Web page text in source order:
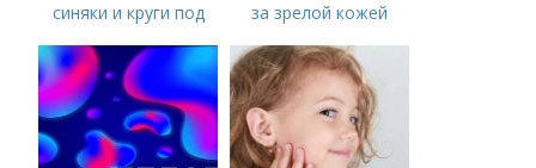
синяки и круги под
за зрелой кожей